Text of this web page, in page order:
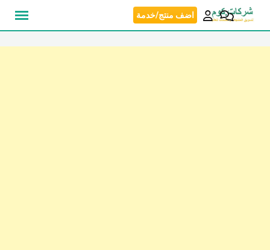
انتقل
اضف منتج/خدمة